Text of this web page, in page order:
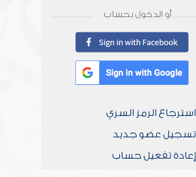
أو الدخول بحساب
استرجاع الرمز السري
تسجيل عضو جديد
إعادة تفعيل حساب